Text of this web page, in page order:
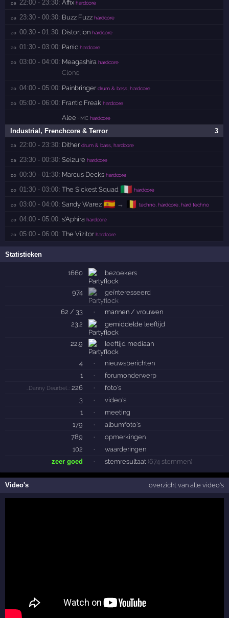
za 22:00 - 23:30: Affix hardcore
za 23:30 - 00:30: Buzz Fuzz hardcore
zo 00:30 - 01:30: Distortion hardcore
zo 01:30 - 03:00: Panic hardcore
zo 03:00 - 04:00: Meagashira hardcore
Clone
zo 04:00 - 05:00: Painbringer drum & bass, hardcore
zo 05:00 - 06:00: Frantic Freak hardcore
Alee · MC hardcore
3
Industrial, Frenchcore & Terror
za 22:00 - 23:30: Dither drum & bass, hardcore
za 23:30 - 00:30: Sei2ure hardcore
zo 00:30 - 01:30: Marcus Decks hardcore
zo 01:30 - 03:00: The Sickest Squad 🇮🇹 hardcore
zo 03:00 - 04:00: Sandy Warez 🇪🇸 → 🇧🇪 techno, hardcore, hard techno
zo 04:00 - 05:00: s'Aphira hardcore
zo 05:00 - 06:00: The Vizitor hardcore
Statistieken
1660 bezoekers
974 geïnteresseerd
62 / 33 ·
mannen / vrouwen
23.2
gemiddelde leeftijd
22.9 leeftijd mediaan
4 ·
nieuwsberichten
1
· forumonderwerp
..Danny Deurbel..: 226 ·
foto's
3
·
video's
1
·
meeting
179
·
albumfoto's
789
·
opmerkingen
102
·
waarderingen
zeer goed
· stemresultaat (674 stemmen)
Video's overzicht van alle video's